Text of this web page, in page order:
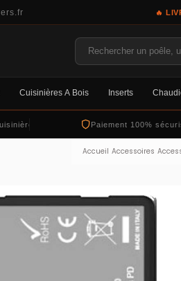
🔥
Cuisinières À Bois Inserts
Paiement 100%
Accueil Accessoires